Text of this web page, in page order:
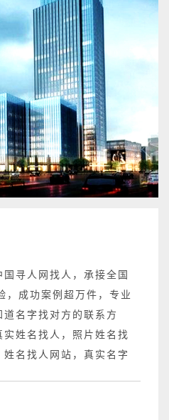
寻人网找人，承接全国
，成功案例超万件，专业
名字找对方的联系方
姓名找人，照片姓名找
名找人网站，真实名字